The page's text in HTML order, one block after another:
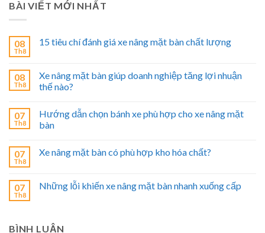
BÀI VIẾT MỚI NHẤT
08
Th8
15 tiêu chí đánh giá xe nâng mặt bàn chất lượng
08
Th8
Xe nâng mặt bàn giúp doanh nghiệp tăng lợi nhuận
thế nào?
07
Th8
Hướng dẫn chọn bánh xe phù hợp cho xe nâng mặt
bàn
07
Th8
Xe nâng mặt bàn có phù hợp kho hóa chất?
07
Th8
Những lỗi khiến xe nâng mặt bàn nhanh xuống cấp
BÌNH LUẬN